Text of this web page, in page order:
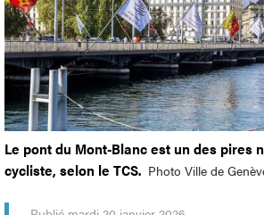
Le pont du Mont-Blanc est un des pires
cycliste, selon le TCS. Photo Ville de